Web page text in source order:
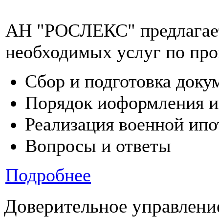
АН "РОСЛЕКС"
необходимых услуг по
Сбор и подготовка
Порядок иоформления
Реализация военной
Вопросы и ответы
Подробнее
Доверительное